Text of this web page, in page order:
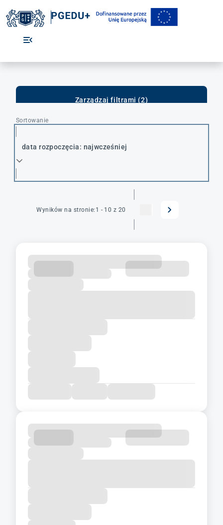
Zarządzaj filtrami (2)
Sortowanie
data rozpoczęcia: najwcześniej
Wyników na stronie: 1 - 10 z 20